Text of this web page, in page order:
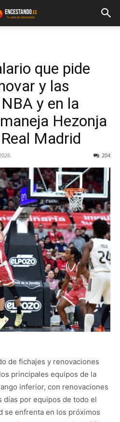
que pide
y las
y en la
Hezonja
Madrid
204
de fichajes y renovaciones
principales equipos de la
inferior, con renovaciones
días por equipos de todo el
se enfrenta en los próximos